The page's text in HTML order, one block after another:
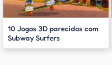
10 Jogos 3D parecidos com
Subway Surfers